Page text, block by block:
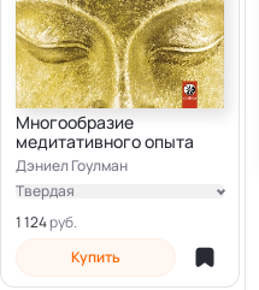
Многообразие
медитативного опыта
Дэниел Гоулман
1 124
Твердая
Электронная
Купить